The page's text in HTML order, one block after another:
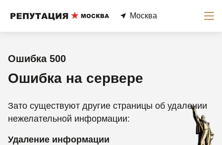
Москва
Ошибка 500
Ошибка на сервере
Зато существуют другие страницы об удалении
нежелательной информации:
Удаление информации